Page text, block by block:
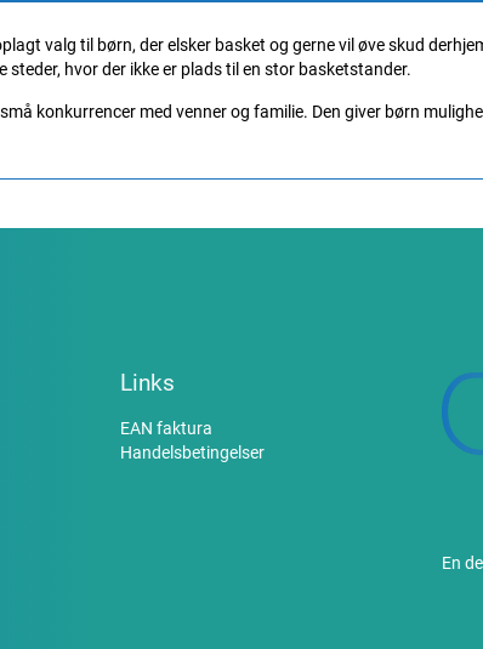
valg til børn, der elsker basket og gerne vil øve skud
hvor der ikke er plads til en stor basketstander.
konkurrencer med venner og familie. Den giver børn
Links
EAN faktura
Handelsbetingelser
En